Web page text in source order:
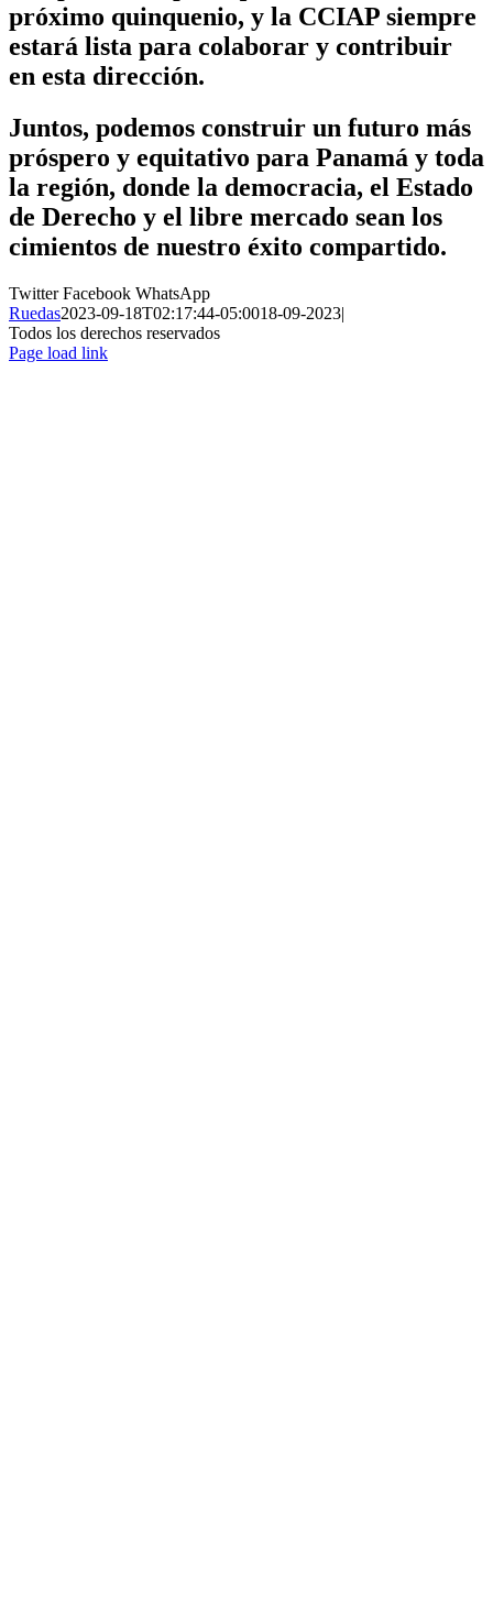
próximo quinquenio, y la CCIAP siempre
estará lista para colaborar y contribuir
en esta dirección.
Juntos, podemos construir un futuro más
próspero y equitativo para Panamá y toda
la región, donde la democracia, el Estado
de Derecho y el libre mercado sean los
cimientos de nuestro éxito compartido.
TwitterFacebook WhatsApp
Ruedas2023-09-18T02:17:44-05:0018-09-2023|
Todos los derechos reservados
Page load link